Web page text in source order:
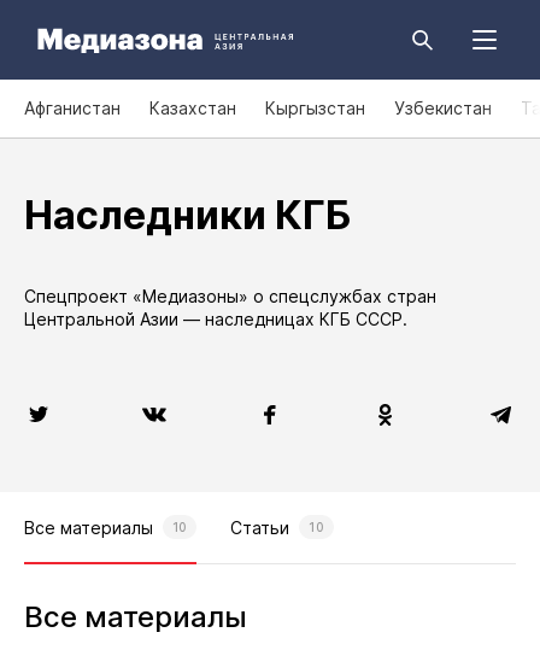
Афганистан Казахстан Кыргызстан Узбекистан
Наследники КГБ
Спецпроект «Медиазоны» о спецслужбах стран
Центральной Азии — наследницах КГБ СССР.
Все материалы 10 Статьи 10
Все материалы